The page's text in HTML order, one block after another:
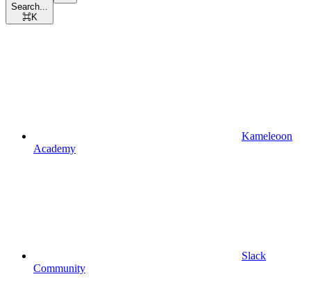
Search...
⌘K
Kameleoon
Academy
Slack
Community